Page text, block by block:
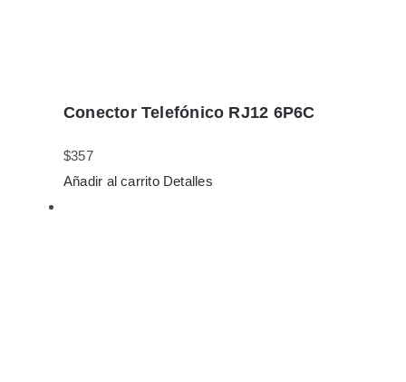
Conector Telefónico RJ12 6P6C
$357
Añadir al carrito Detalles